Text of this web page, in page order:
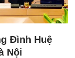
Đình Huệ
Nội